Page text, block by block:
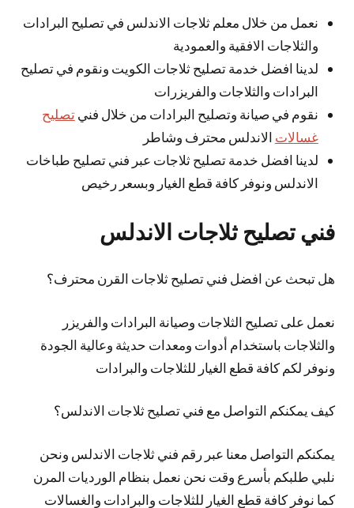
نعمل من خلال معلم ثلاجات الاندلس في تصليح البرادات
والثلاجات الافقية والعمودية
لدينا افضل خدمة تصليح ثلاجات الكويت ونقوم في تصليح
البرادات والثلاجات والفريزرات
نقوم في صيانة وتصليح البرادات من خلال فنيتصليح
غسالات الاندلس محترف وشاطر
لدينا افضل خدمة تصليح ثلاجات عبر فني تصليح طباخات
الاندلس ونوفر كافة قطع الغيار وبسعر رخيص
فني تصليح ثلاجات الاندلس
هل تبحث عن افضل فني تصليح ثلاجات القرن محترف؟
نعمل على تصليح الثلاجات وصيانة البرادات والفريزر
والثلاجات باستخدام أدوات ومعدات حديثة وعالية الجودة
ونوفر لكم كافة قطع الغيار للثلاجات والبرادات
كيف يمكنكم التواصل مع فني تصليح ثلاجات الاندلس؟
يمكنكم التواصل معنا عبر رقم فني ثلاجات الاندلس ونحن
نلبي طلبكم بأسرع وقت نحن نعمل بنظام الورديات المرن
كما نوفر كافة قطع الغيار للثلاجات والبرادات والغسالات